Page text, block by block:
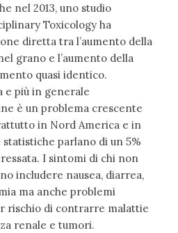
nel 2013, uno studio
Toxicology ha
diretta tra l’aumento della
grano e l’aumento della
quasi identico.
e più in generale
è un problema crescente
in Nord America e in
parlano di un 5%
I sintomi di chi non
includere nausea, diarrea,
ma anche problemi
rischio di contrarre malattie
renale e tumori.